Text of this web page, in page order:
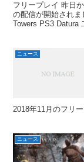
フリープレイ 昨日
の配信が開始され
Towers PS3 Datura
ニュース
2018年11月のフリ
ニュース